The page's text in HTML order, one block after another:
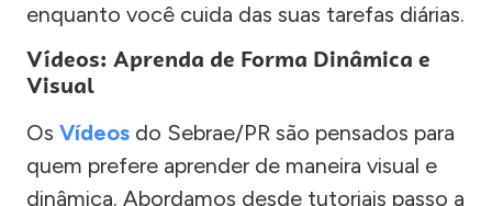
enquanto você cuida das suas tarefas diárias.
Vídeos: Aprenda de Forma Dinâmica e
Visual
Os Vídeos do Sebrae/PR são pensados para
quem prefere aprender de maneira visual e
dinâmica. Abordamos desde tutoriais passo a